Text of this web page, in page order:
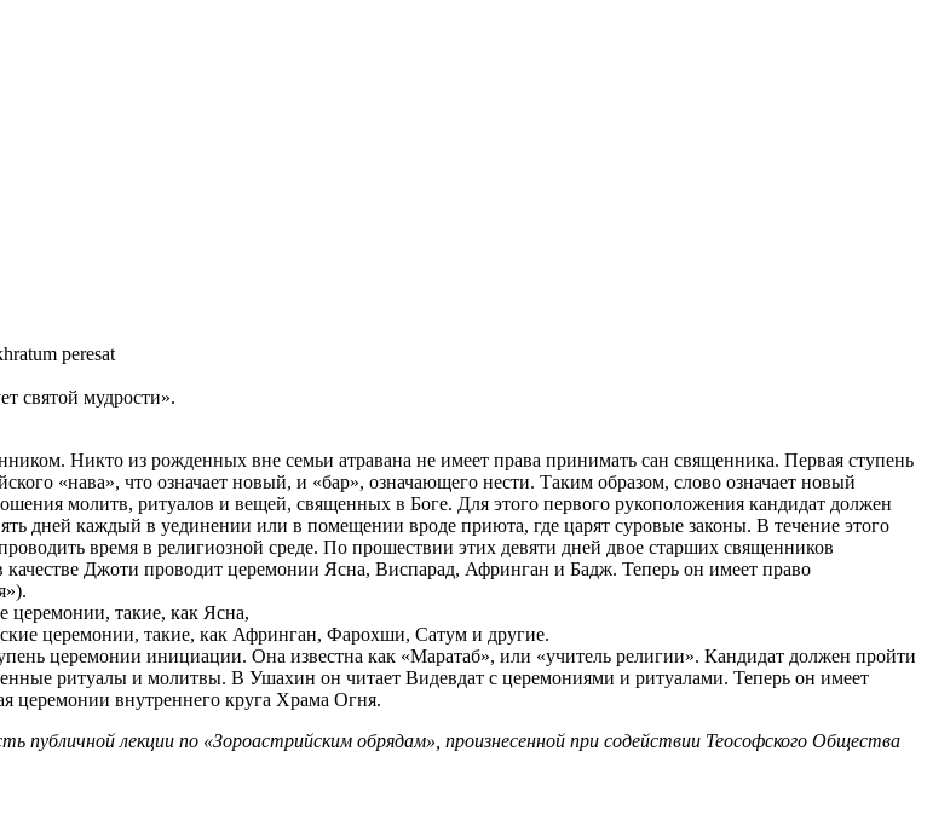
peresat
святой мудрости».
Никто из рожденных вне семьи атравана не имеет права принимать сан священника. Первая ступень
«нава», что означает новый, и «бар», означающего нести. Таким образом, слово означает новый
молитв, ритуалов и вещей, священных в Боге. Для этого первого рукоположения кандидат должен
дней каждый в уединении или в помещении вроде приюта, где царят суровые законы. В течение этого
время в религиозной среде. По прошествии этих девяти дней двое старших священников
Джоти проводит церемонии Ясна, Виспарад, Афринган и Бадж. Теперь он имеет право
церемонии, такие, как Ясна,
церемонии, такие, как Афринган, Фарохши, Сатум и другие.
церемонии инициации. Она известна как «Маратаб», или «учитель религии». Кандидат должен пройти
ритуалы и молитвы. В Ушахин он читает Видевдат с церемониями и ритуалами. Теперь он имеет
церемонии внутреннего круга Храма Огня.
лекции по «Зороастрийским обрядам», произнесенной при содействии Теософского Общества